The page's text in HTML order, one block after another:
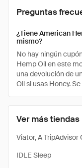
Ver más tiendas
Viator, A TripAdvisor
IDLE Sleep
Preguntas
¿Tiene American
mismo?
No hay ningún
Hemp Oil en este
una devolución de
Oil si usas Honey.